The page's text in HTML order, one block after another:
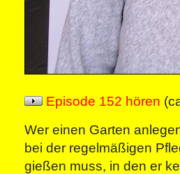
Episode 152 hören
Wer einen Garten
bei der regelmäßigen
gießen muss, in den er